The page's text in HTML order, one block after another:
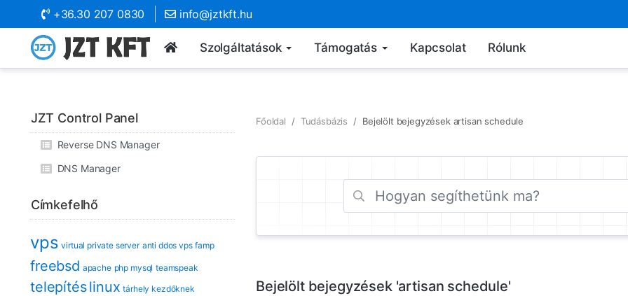
+36.30 207 0830 info@jztkft.hu
Szolgáltatások Támogatás Kapcsolat Rólunk
JZT Control Panel
Reverse DNS Manager
DNS Manager
Címkefelhő
vps virtual private server anti ddos vps famp
freebsd apache php mysql teamspeak
telepítéslinux tárhely kezdőknek
Főoldal Tudásbázis Bejelölt bejegyzések artisan schedule
Bejelölt bejegyzések 'artisan schedule'